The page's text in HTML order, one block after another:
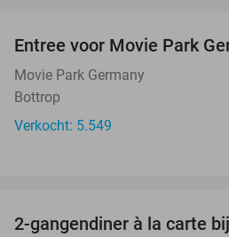
Entree voor Movie Park
Movie Park Germany
Bottrop
Verkocht: 5.549
2-gangendiner à la carte